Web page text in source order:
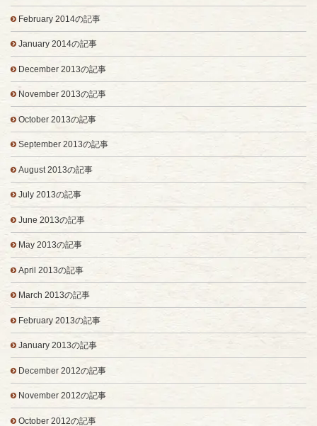
February 2014の記事
January 2014の記事
December 2013の記事
November 2013の記事
October 2013の記事
September 2013の記事
August 2013の記事
July 2013の記事
June 2013の記事
May 2013の記事
April 2013の記事
March 2013の記事
February 2013の記事
January 2013の記事
December 2012の記事
November 2012の記事
October 2012の記事